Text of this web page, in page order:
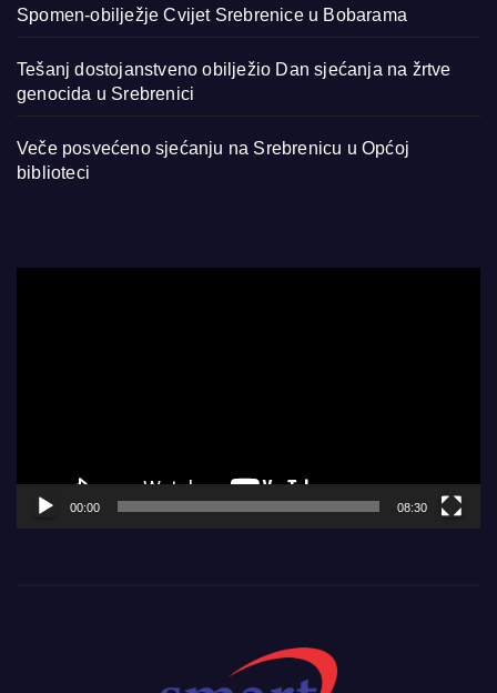
Spomen-obilježje Cvijet Srebrenice u Bobarama
Tešanj dostojanstveno obilježio Dan sjećanja na žrtve
genocida u Srebrenici
Veče posvećeno sjećanju na Srebrenicu u Općoj
biblioteci
00:00 08:30